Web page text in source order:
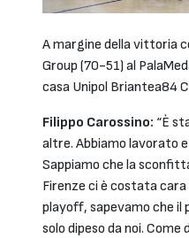
A margine della vittoria
Group (70-51) al
casa Unipol Briantea84
Filippo Carossino: “È
altre. Abbiamo lavorato
Sappiamo che la
Firenze ci è costata
playoff, sapevamo che il
solo dipeso da noi. Come